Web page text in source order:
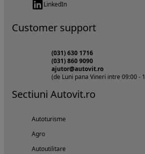
LinkedIn
Customer support
(031) 630 1716
(031) 860 9090
ajutor@autovit.ro
(de Luni pana Vineri intre 09:00 -
Sectiuni Autovit.ro
Autoturisme
Agro
Autoutilitare